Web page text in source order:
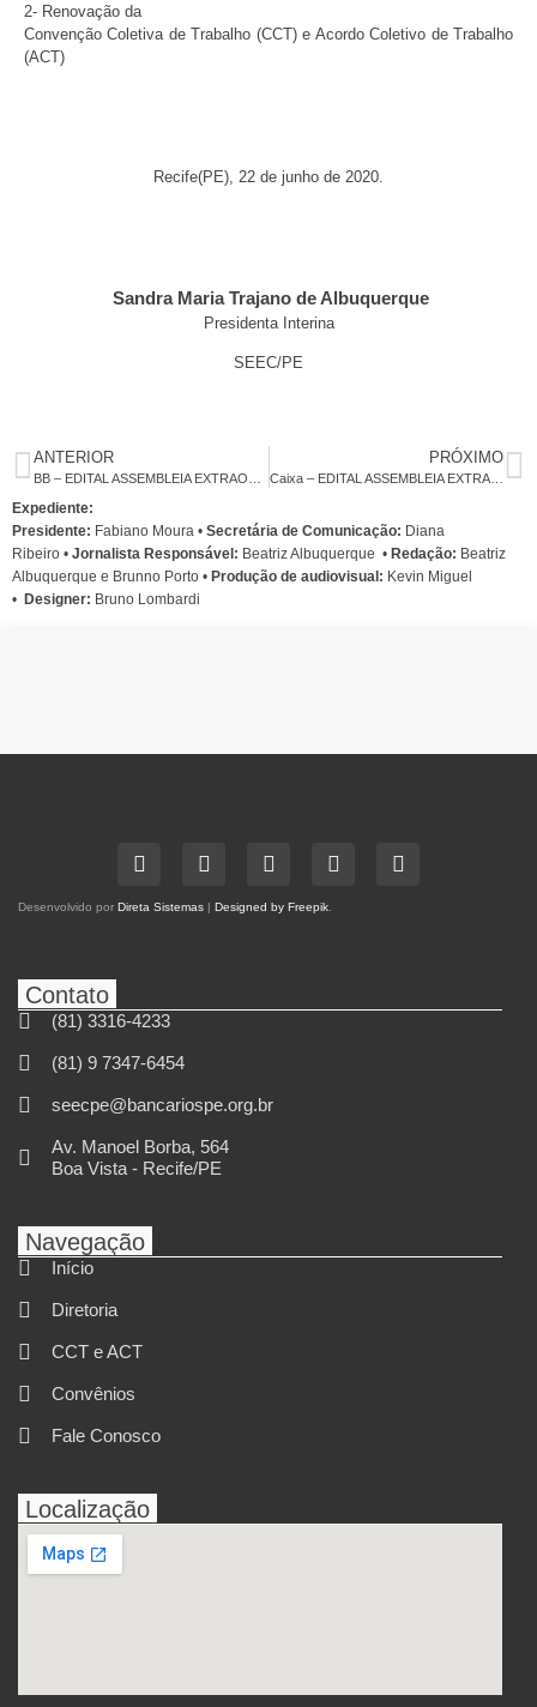
2- Renovação da
Convenção Coletiva de Trabalho (CCT) e Acordo Coletivo de Trabalho
(ACT)
Recife(PE), 22 de junho de 2020.
Sandra Maria Trajano de Albuquerque
Presidenta Interina
SEEC/PE
ANTERIOR PRÓXIMO
Caixa – EDITAL ASSEMBLEIA EXTRAORDINÁRIA ESPECÍFICA
Expediente:
Presidente: Fabiano Moura • Secretária de Comunicação: Diana
Ribeiro • Jornalista Responsável: Beatriz Albuquerque • Redação: Beatriz
Albuquerque e Brunno Porto • Produção de audiovisual: Kevin Miguel
• Designer: Bruno Lombardi
Desenvolvido por Direta Sistemas | Designed by Freepik
Contato
(81) 3316-4233
(81) 9 7347-6454
seecpe@bancariospe.org.br
Av. Manoel Borba, 564
Boa Vista - Recife/PE
Navegação
Início
Diretoria
CCT e ACT
Convênios
Fale Conosco
Localização